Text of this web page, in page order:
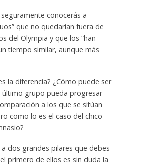
conocerás a
que no quedarían fuera de
del Olympia y que los “han
tiempo similar, aunque más
la diferencia? ¿Cómo puede ser
último grupo pueda progresar
a los que se sitúan
como lo es el caso del chico
dos grandes pilares que debes
primero de ellos es sin duda la